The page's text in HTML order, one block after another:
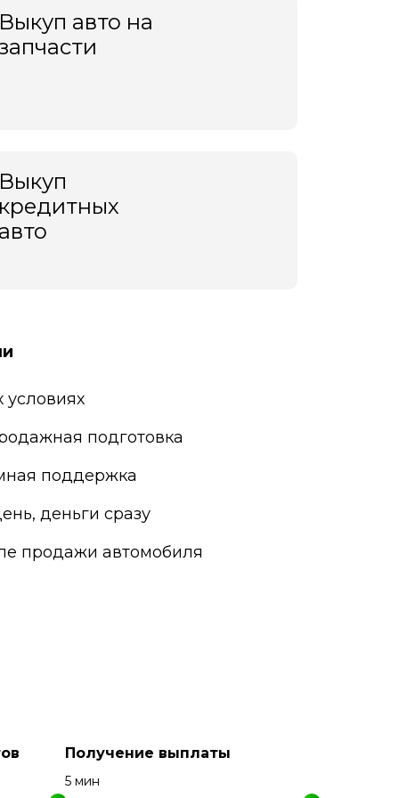
авто на
подготовка
поддержка
деньги сразу
продажи автомобиля
Получение выплаты
5 мин